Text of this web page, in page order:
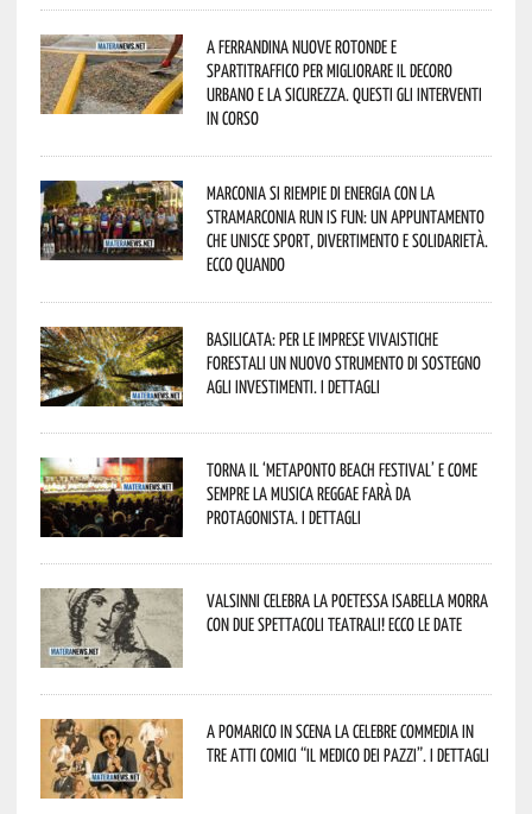
A Ferrandina nuove rotonde e
spartitraffico per migliorare il decoro
urbano e la sicurezza. Questi gli interventi
in corso
Marconia si riempie di energia con la
StraMarconia Run is Fun: un appuntamento
che unisce sport, divertimento e solidarietà.
Ecco quando
Basilicata: per le imprese vivaistiche
forestali un nuovo strumento di sostegno
agli investimenti. I dettagli
Torna il ‘Metaponto beach festival’ e come
sempre la musica reggae farà da
protagonista. I dettagli
Valsinni celebra la poetessa Isabella Morra
con due spettacoli teatrali! Ecco le date
A Pomarico in scena la celebre commedia in
tre atti comici “Il medico dei pazzi”. I dettagli